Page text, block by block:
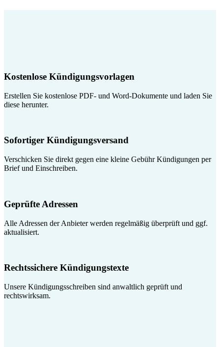
Kostenlose Kündigungsvorlagen
Erstellen Sie kostenlose PDF- und Word-Dokumente und laden Sie
diese herunter.
Sofortiger Kündigungsversand
Verschicken Sie direkt gegen eine kleine Gebühr Kündigungen per
Brief und Einschreiben.
Geprüfte Adressen
Alle Adressen der Anbieter werden regelmäßig überprüft und ggf.
aktualisiert.
Rechtssichere Kündigungstexte
Unsere Kündigungsschreiben sind anwaltlich geprüft und
rechtswirksam.